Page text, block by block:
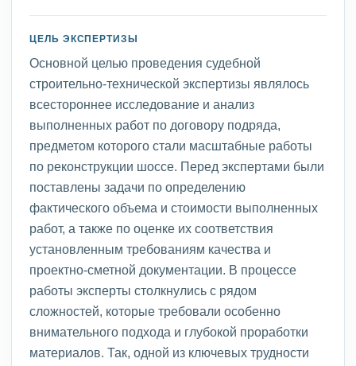
ЦЕЛЬ ЭКСПЕРТИЗЫ
Основной целью проведения судебной
строительно-технической экспертизы являлось
всестороннее исследование и анализ
выполненных работ по договору подряда,
предметом которого стали масштабные работы
по реконструкции шоссе. Перед экспертами были
поставлены задачи по определению
фактического объема и стоимости выполненных
работ, а также по оценке их соответствия
установленным требованиям качества и
проектно-сметной документации. В процессе
работы эксперты столкнулись с рядом
сложностей, которые требовали особенно
внимательного подхода и глубокой проработки
материалов. Так, одной из ключевых трудности